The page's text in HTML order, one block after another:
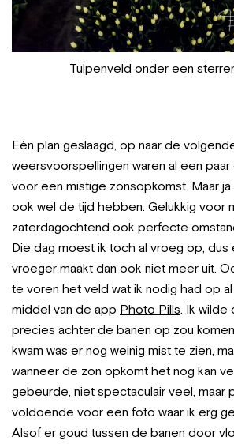
Tulpenveld onder een
Eén plan geslaagd, op naar de
weersvoorspellingen waren al een paar
voor een mistige zonsopkomst. Maar
ook wel de tijd hebben. Gelukkig voor
zaterdagochtend ook perfecte
Die dag moest ik toch al vroeg op,
vroeger maakt dan ook niet meer uit.
te voren het veld wat ik nodig had op
middel van de app Photo Pills. Ik wilde
precies achter de banen op zou
kwam was er nog weinig mist te zien,
wanneer de zon opkomt het nog kan
gebeurde, niet spectaculair veel, maar
voldoende voor een foto waar ik erg
Alsof er goud tussen de banen door